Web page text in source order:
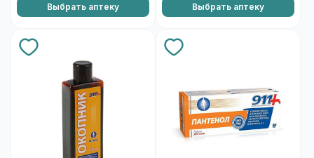
Выбрать аптеку Выбрать аптеку